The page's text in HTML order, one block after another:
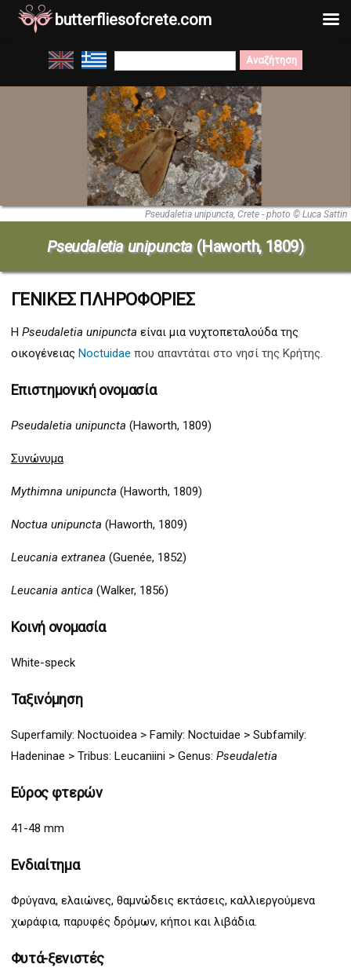
Μετάβαση
στο
περιεχόμενο
Search
for:
Pseudaletia unipuncta, Crete - photo © Luca Sattin
Pseudaletia unipuncta(Haworth, 1809)
ΓΕΝΙΚΕΣ ΠΛΗΡΟΦΟΡΙΕΣ
Η Pseudaletia unipuncta είναι μια νυχτοπεταλούδα της
οικογένειας Noctuidae που απαντάται στο νησί της Κρήτης.
Επιστημονική ονομασία
Pseudaletia unipuncta (Haworth, 1809)
Συνώνυμα
Mythimna unipuncta (Haworth, 1809)
Noctua unipuncta (Haworth, 1809)
Leucania extranea (Guenée, 1852)
Leucania antica (Walker, 1856)
Κοινή ονομασία
White-speck
Ταξινόμηση
Superfamily: Noctuoidea > Family: Noctuidae > Subfamily:
Hadeninae > Tribus: Leucaniini > Genus: Pseudaletia
Εύρος φτερών
41-48 mm
Ενδιαίτημα
Φρύγανα, ελαιώνες, θαμνώδεις εκτάσεις, καλλιεργούμενα
χωράφια, παρυφές δρόμων, κήποι και λιβάδια.
Φυτά-ξενιστές
butterfliesofcrete.com